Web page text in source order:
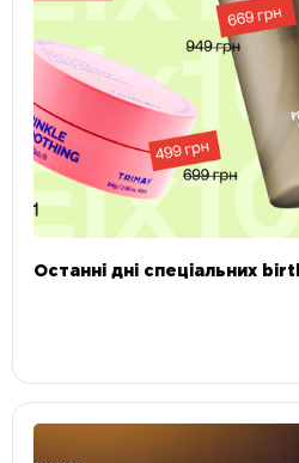
Останні дні спеціальних